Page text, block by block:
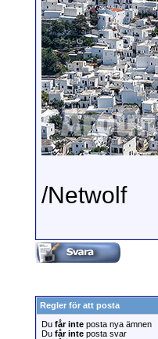
/Netwolf
Regler för att posta
Du får inte posta nya ämnen
Du får inte posta svar